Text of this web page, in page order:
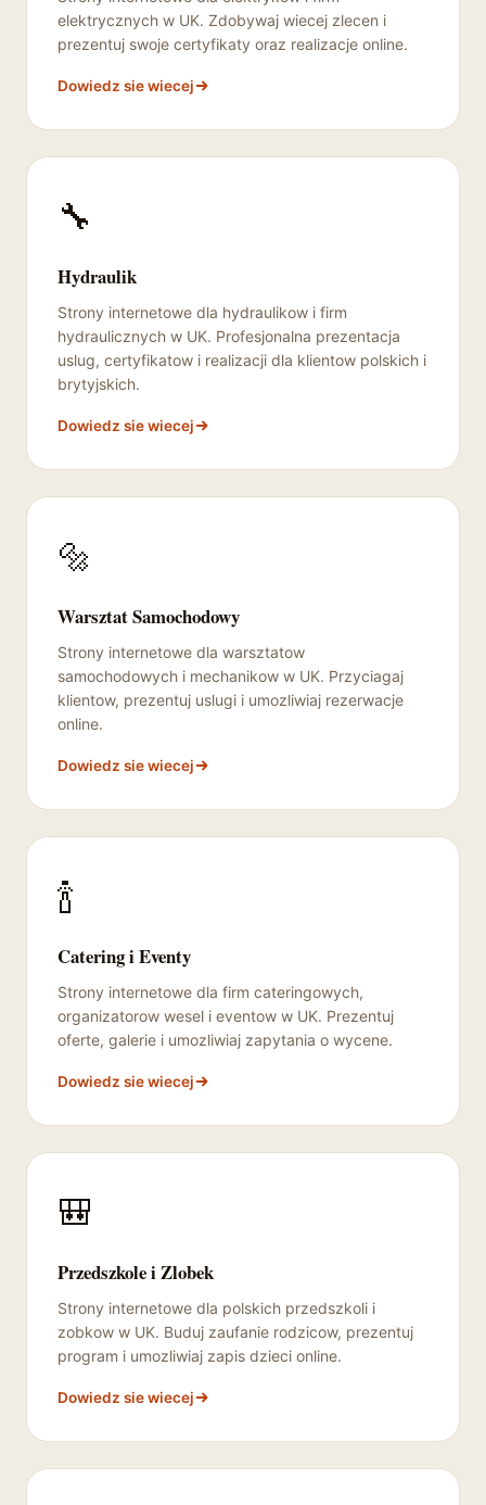
elektrycznych w UK. Zdobywaj wiecej zlecen i
prezentuj swoje certyfikaty oraz realizacje online.
Dowiedz sie wiecej
🔧
Hydraulik
Strony internetowe dla hydraulikow i firm
hydraulicznych w UK. Profesjonalna prezentacja
uslug, certyfikatow i realizacji dla klientow polskich i
brytyjskich.
Dowiedz sie wiecej
🔩
Warsztat Samochodowy
Strony internetowe dla warsztatow
samochodowych i mechanikow w UK. Przyciagaj
klientow, prezentuj uslugi i umozliwiaj rezerwacje
online.
Dowiedz sie wiecej
🍾
Catering i Eventy
Strony internetowe dla firm cateringowych,
organizatorow wesel i eventow w UK. Prezentuj
oferte, galerie i umozliwiaj zapytania o wycene.
Dowiedz sie wiecej
🎒
Przedszkole i Zlobek
Strony internetowe dla polskich przedszkoli i
zobkow w UK. Buduj zaufanie rodzicow, prezentuj
program i umozliwiaj zapis dzieci online.
Dowiedz sie wiecej